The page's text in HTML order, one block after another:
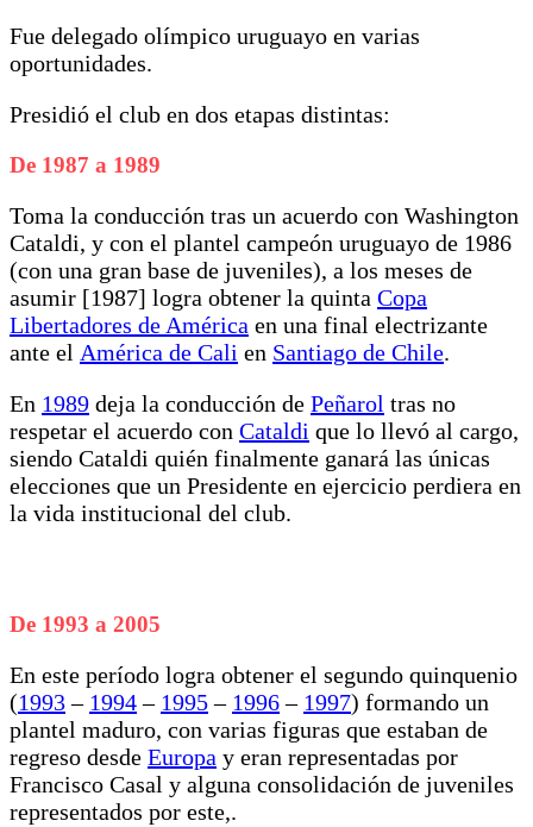
Fue delegado olímpico uruguayo en varias
oportunidades.
Presidió el club en dos etapas distintas:
De 1987 a 1989
Toma la conducción tras un acuerdo con Washington
Cataldi, y con el plantel campeón uruguayo de 1986
(con una gran base de juveniles), a los meses de
asumir [1987] logra obtener la quinta Copa
Libertadores de América en una final electrizante
ante el América de Cali en Santiago de Chile.
En 1989 deja la conducción de Peñarol tras no
respetar el acuerdo con Cataldi que lo llevó al cargo,
siendo Cataldi quién finalmente ganará las únicas
elecciones que un Presidente en ejercicio perdiera en
la vida institucional del club.
De 1993 a 2005
En este período logra obtener el segundo quinquenio
(1993– 1994– 1995– 1996– 1997) formando un
plantel maduro, con varias figuras que estaban de
regreso desde Europa y eran representadas por
Francisco Casal y alguna consolidación de juveniles
representados por este,.